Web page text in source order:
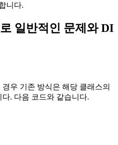
니다.
일반적인 문제와 DI
우 기존 방식은 해당 클래스의
. 다음 코드와 같습니다.